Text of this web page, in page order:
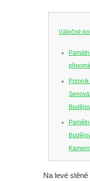
Válečné
Na levé stěně